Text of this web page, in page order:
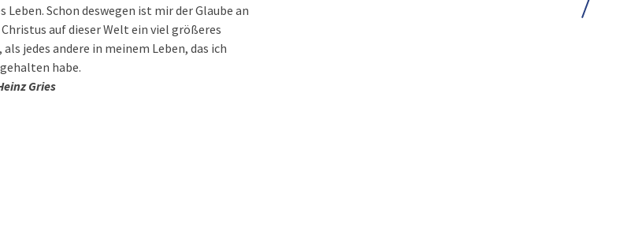
Leben. Schon deswegen ist mir der Glaube an
Christus auf dieser Welt ein viel größeres
als jedes andere in meinem Leben, das ich
habe.
Gries